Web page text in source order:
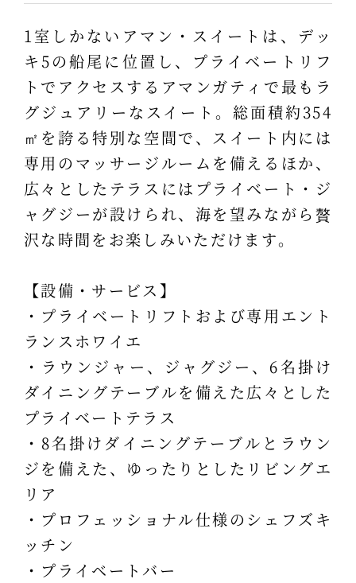
1室しかないアマン・スイートは、デッ
キ5の船尾に位置し、プライベートリフ
トでアクセスするアマンガティで最もラ
グジュアリーなスイート。総面積約354
㎡を誇る特別な空間で、スイート内には
専用のマッサージルームを備えるほか、
広々としたテラスにはプライベート・ジ
ャグジーが設けられ、海を望みながら贅
沢な時間をお楽しみいただけます。
【設備・サービス】
・プライベートリフトおよび専用エント
ランスホワイエ
・ラウンジャー、ジャグジー、6名掛け
ダイニングテーブルを備えた広々とした
プライベートテラス
・8名掛けダイニングテーブルとラウン
ジを備えた、ゆったりとしたリビングエ
リア
・プロフェッショナル仕様のシェフズキ
ッチン
・プライベートバー